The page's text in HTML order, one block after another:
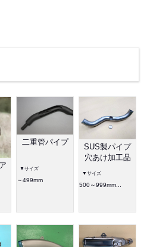
二重管パイプ
▼サイズ
～499mm
SUS製パイプ
穴あけ加工品
▼サイズ
500～999mm...